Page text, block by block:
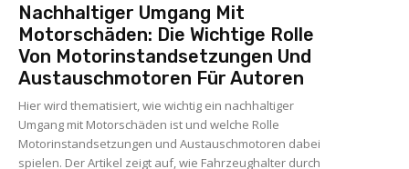
Nachhaltiger Umgang Mit
Motorschäden: Die Wichtige Rolle
Von Motorinstandsetzungen Und
Austauschmotoren Für Autoren
Hier wird thematisiert, wie wichtig ein nachhaltiger
Umgang mit Motorschäden ist und welche Rolle
Motorinstandsetzungen und Austauschmotoren dabei
spielen. Der Artikel zeigt auf, wie Fahrzeughalter durch